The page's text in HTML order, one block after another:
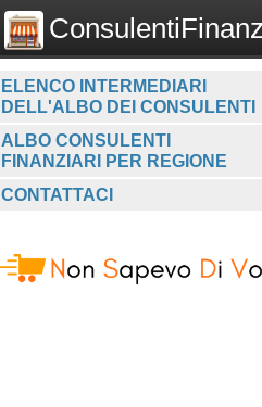
ELENCO INTERMEDIARI
DELL'ALBO DEI CONSULENTI
ALBO CONSULENTI
FINANZIARI PER REGIONE
CONTATTACI